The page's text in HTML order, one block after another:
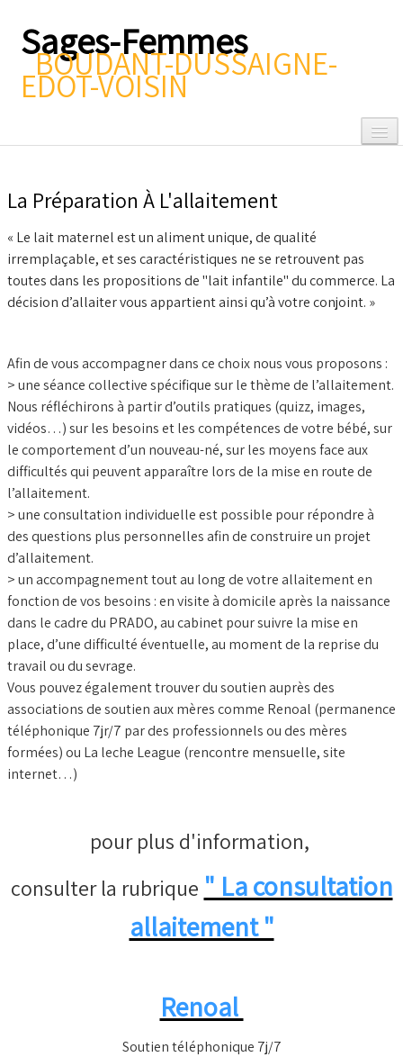
Sages-Femmes
BOUDANT-DUSSAIGNE-
EDOT-VOISIN
Connaître▼
Gynéco/Contraception▼
Après la naissance▼
Trouver du soutien▼
La Préparation À L'allaitement
« Le lait maternel est un aliment unique, de qualité
irremplaçable, et ses caractéristiques ne se retrouvent pas
toutes dans les propositions de "lait infantile" du commerce. La
décision d’allaiter vous appartient ainsi qu’à votre conjoint. »
Afin de vous accompagner dans ce choix nous vous proposons :
> une séance collective spécifique sur le thème de l’allaitement.
Nous réfléchirons à partir d’outils pratiques (quizz, images,
vidéos…) sur les besoins et les compétences de votre bébé, sur
le comportement d’un nouveau-né, sur les moyens face aux
difficultés qui peuvent apparaître lors de la mise en route de
l’allaitement.
> une consultation individuelle est possible pour répondre à
des questions plus personnelles afin de construire un projet
d’allaitement.
> un accompagnement tout au long de votre allaitement en
fonction de vos besoins : en visite à domicile après la naissance
dans le cadre du PRADO, au cabinet pour suivre la mise en
place, d’une difficulté éventuelle, au moment de la reprise du
travail ou du sevrage.
Vous pouvez également trouver du soutien auprès des
associations de soutien aux mères comme Renoal (permanence
téléphonique 7jr/7 par des professionnels ou des mères
formées) ou La leche League (rencontre mensuelle, site
internet…)
pour plus d'information,
consulter la rubrique " La consultation
allaitement "
Renoal
Soutien téléphonique 7j/7